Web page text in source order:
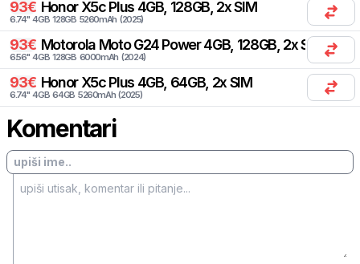
93€ Honor X5c Plus 4GB, 128GB, 2x SIM
6.74" 4GB 128GB 5260mAh (2025)
93€ Motorola Moto G24 Power 4GB, 128GB, 2x SIM
6.56" 4GB 128GB 6000mAh (2024)
93€ Honor X5c Plus 4GB, 64GB, 2x SIM
6.74" 4GB 64GB 5260mAh (2025)
Komentari